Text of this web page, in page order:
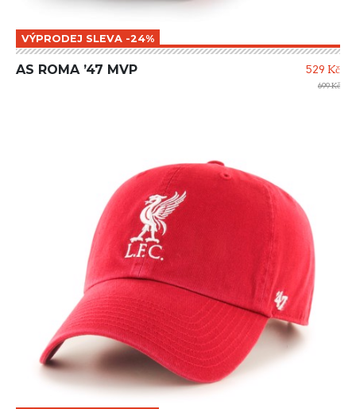
VÝPRODEJ SLEVA -24%
AS ROMA ’47 MVP 529 Kč
699 Kč